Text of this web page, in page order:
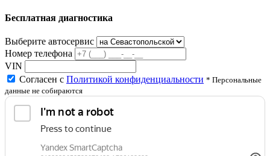
Бесплатная диагностика
Выберите автосервис
Номер телефона
VIN
Согласен с Политикой конфиденциальности * Персональные
данные не собираются